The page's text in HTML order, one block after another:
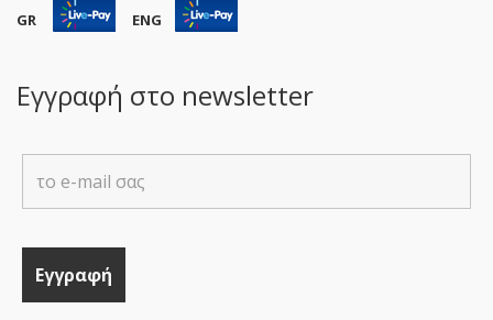
GR ENG
Εγγραφή στο newsletter